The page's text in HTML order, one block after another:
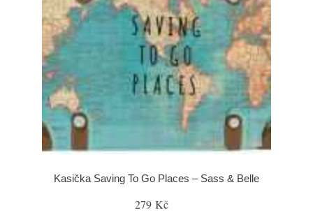
Kasička Saving To Go Places – Sass & Belle
279 Kč